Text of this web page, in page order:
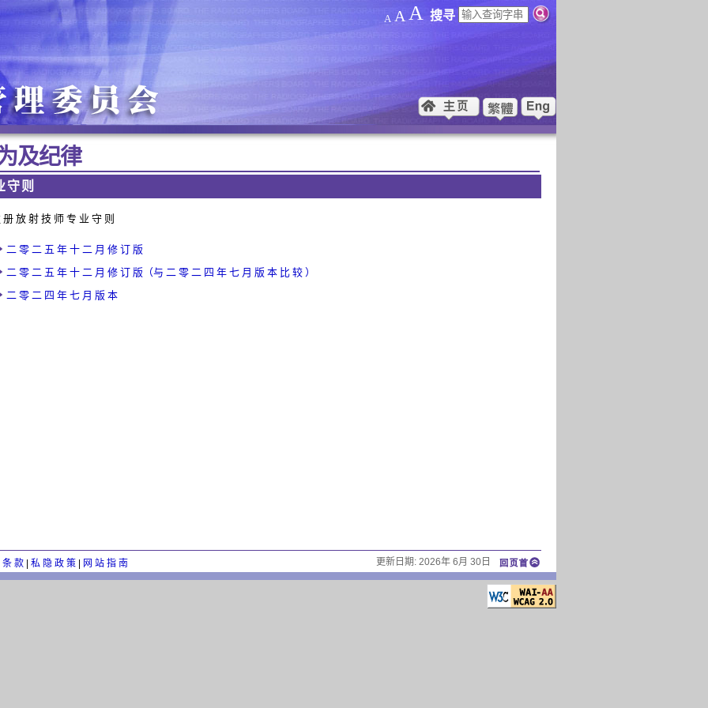
A A A 搜寻
及 纪 律
守 则
册 放 射 技 师 专 业 守 则
二 零 二 五 年 十 二 月 修 订 版
二 零 二 五 年 十 二 月 修 订 版（与 二 零 二 四 年 七 月 版 本 比 较 ）
二 零 二 四 年 七 月 版 本
条 款 私 隐 政 策 网 站 指 南 更新日期: 2026年 6月 30日